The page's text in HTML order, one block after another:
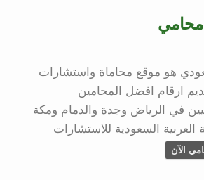
هو موقع محاماة واستشارات
ارقام افضل المحامين
في الرياض وجدة والدمام ومكة
العربية السعودية للاستشارات
الآن